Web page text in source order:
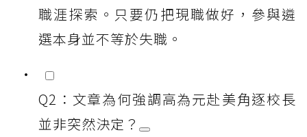
職涯探索。只要仍把現職做好，參與遴
選本身並不等於失職。
Q2：文章為何強調高為元赴美角逐校長
並非突然決定？